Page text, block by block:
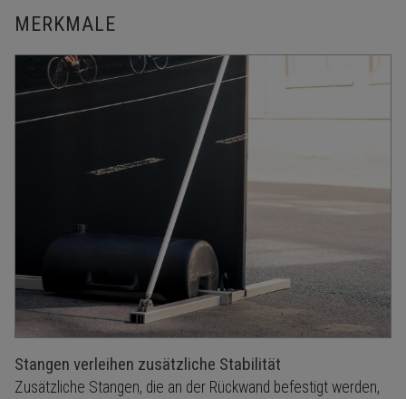
MERKMALE
Stangen verleihen zusätzliche Stabilität
Zusätzliche Stangen, die an der Rückwand befestigt werden,